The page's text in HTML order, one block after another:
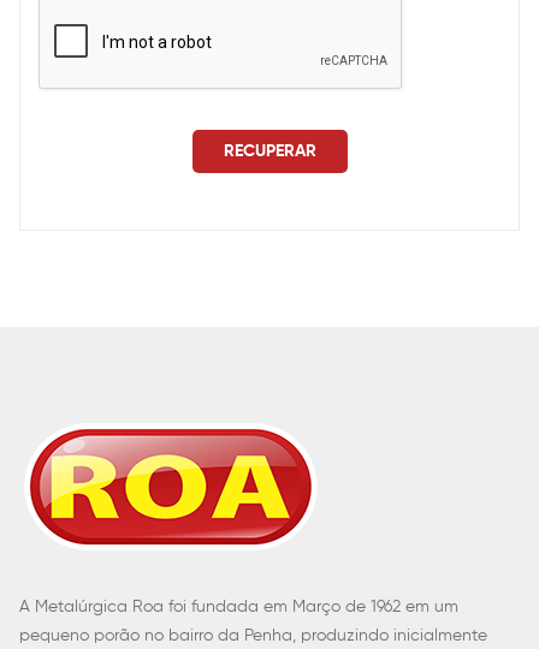
RECUPERAR
A Metalúrgica Roa foi fundada em Março de 1962 em um
pequeno porão no bairro da Penha, produzindo inicialmente